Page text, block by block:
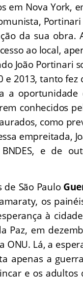
em Nova York,
da sua obra.
ao local,
João Portinari
2013, tanto fez
a oportunidade
conhecidos
como
empreitada,
e de
de São Paulo
os
à
Paz, em
Lá, a
apenas a
e os adultos